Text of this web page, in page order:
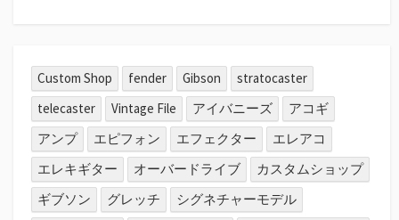
Custom Shop fender Gibson
stratocaster
telecaster
Vintage File アイバニーズ
アコギ
アンプ
エピフォン エフェクター
エレアコ
エレキギター
オーバードライブ
カスタムショップ
ギブソン
グレッチ
シグネチャーモデル